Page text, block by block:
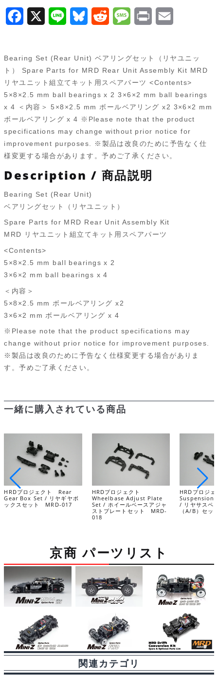
（リ
ヤ
ト）
MRD-
028
個
e
b
o
o
X
e
B
e
s
y
R
d
i
M
s
a
g
e
P
n
t
i
l
Bearing Set (Rear Unit) ベアリングセット（リヤユニッ
ト） Spare Parts for MRD Rear Unit Assembly Kit MRD
リヤユニット組立てキット用スペアパーツ <Contents>
5×8×2.5 mm ball bearings x 2 3×6×2 mm ball bearings
x 4 ＜内容＞ 5×8×2.5 mm ボールベアリング x2 3×6×2 mm
ボールベアリング x 4 ※Please note that the product
specifications may change without prior notice for
improvement purposes. ※製品は改良のために予告なく仕
様変更する場合があります。予めご了承ください。
Description / 商品説明
Bearing Set (Rear Unit)
ベアリングセット（リヤユニット）
Spare Parts for MRD Rear Unit Assembly Kit
MRD リヤユニット組立てキット用スペアパーツ
<Contents>
5×8×2.5 mm ball bearings x 2
3×6×2 mm ball bearings x 4
＜内容＞
5×8×2.5 mm ボールベアリング x2
3×6×2 mm ボールベアリング x 4
※Please note that the product specifications may
change without prior notice for improvement purposes.
※製品は改良のために予告なく仕様変更する場合がありま
す。予めご了承ください。
一緒に購入されている商品
HRDプロジェクト Rear
Gear Box Set / リヤギヤボ
ックスセット MRD-017
HRDプロジェクト
Wheelbase Adjust Plate
Set / ホイールベースアジャ
ストプレートセット MRD-
018
HRDプロジ
Suspension
/ リヤサスペ
（A/B）セ
京商 パーツリスト
関連カテゴリ